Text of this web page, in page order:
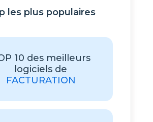
les plus populaires
10 des meilleurs
logiciels de
FACTURATION